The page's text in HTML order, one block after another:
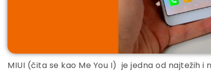
MIUI (čita se kao Me You I) je jedna od najtežih i